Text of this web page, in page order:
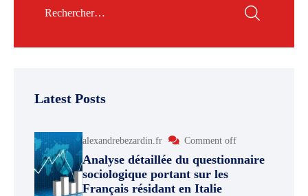
Latest Posts
alexandrebezardin.fr Comment off
Analyse détaillée du questionnaire
sociologique portant sur les
Français résidant en Italie